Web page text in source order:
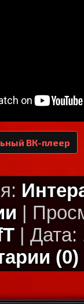
ВК-плеер
|
| Дата:
(0)